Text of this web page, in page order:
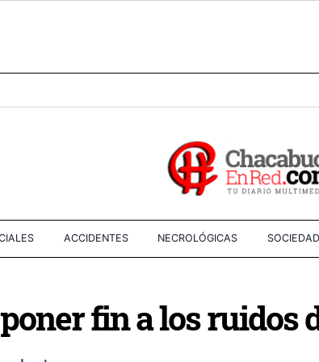
ACCIDENTES NECROLÓGICAS SOCIEDAD
fin a los ruidos